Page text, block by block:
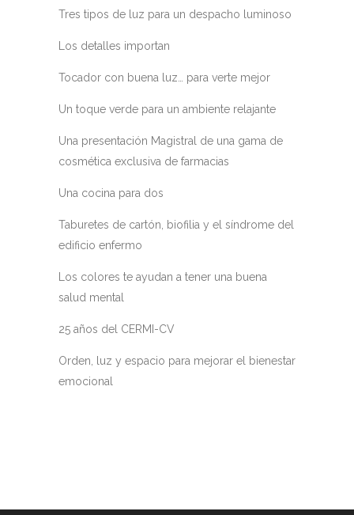
Tres tipos de luz para un despacho luminoso
Los detalles importan
Tocador con buena luz… para verte mejor
Un toque verde para un ambiente relajante
Una presentación Magistral de una gama de
cosmética exclusiva de farmacias
Una cocina para dos
Taburetes de cartón, biofilia y el síndrome del
edificio enfermo
Los colores te ayudan a tener una buena
salud mental
25 años del CERMI-CV
Orden, luz y espacio para mejorar el bienestar
emocional